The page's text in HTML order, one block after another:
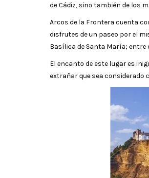
de Cádiz, sino también de los
Arcos de la Frontera cuenta
disfrutes de un paseo por el
Basílica de Santa María; entre
El encanto de este lugar es
extrañar que sea considerado